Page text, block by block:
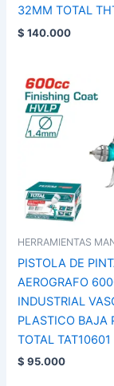
32MM TOTAL
$ 140.000
HERRAMIENTAS
PISTOLA DE
AEROGRAFO
INDUSTRIAL
PLASTICO BAJA
TOTAL TAT10601
$ 95.000